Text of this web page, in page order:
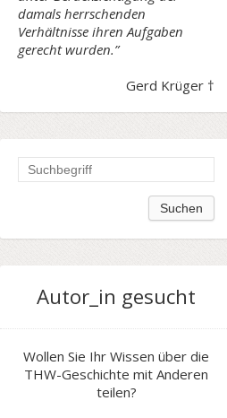
damals herrschenden
Verhältnisse ihren Aufgaben
gerecht wurden.”
Gerd Krüger †
Autor_in gesucht
Wollen Sie Ihr Wissen über die
THW-Geschichte mit Anderen
teilen?